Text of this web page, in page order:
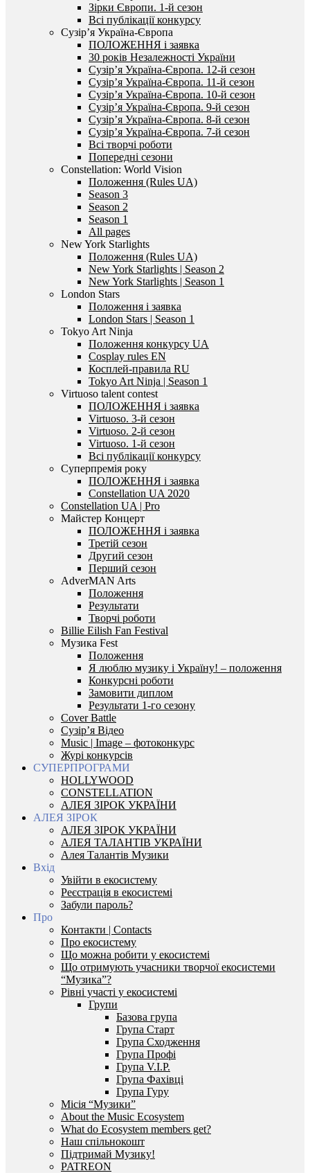
Зірки Європи. 1-й сезон
Всі публікації конкурсу
Сузір’я Україна-Європа
ПОЛОЖЕННЯ і заявка
30 років Незалежності України
Сузір’я Україна-Європа. 12-й сезон
Сузір’я Україна-Європа. 11-й сезон
Сузір’я Україна-Європа. 10-й сезон
Сузір’я Україна-Європа. 9-й сезон
Сузір’я Україна-Європа. 8-й сезон
Сузір’я Україна-Європа. 7-й сезон
Всі творчі роботи
Попередні сезони
Constellation: World Vision
Положення (Rules UA)
Season 3
Season 2
Season 1
All pages
New York Starlights
Положення (Rules UA)
New York Starlights | Season 2
New York Starlights | Season 1
London Stars
Положення і заявка
London Stars | Season 1
Tokyo Art Ninja
Положення конкурсу UA
Cosplay rules EN
Косплей-правила RU
Tokyo Art Ninja | Season 1
Virtuoso talent contest
ПОЛОЖЕННЯ і заявка
Virtuoso. 3-й сезон
Virtuoso. 2-й сезон
Virtuoso. 1-й сезон
Всі публікації конкурсу
Суперпремія року
ПОЛОЖЕННЯ і заявка
Constellation UA 2020
Constellation UA | Pro
Майстер Концерт
ПОЛОЖЕННЯ і заявка
Третій сезон
Другий сезон
Перший сезон
AdverMAN Arts
Положення
Результати
Творчі роботи
Billie Eilish Fan Festival
Музика Fest
Положення
Я люблю музику і Україну! – положення
Конкурсні роботи
Замовити диплом
Результати 1-го сезону
Cover Battle
Сузір’я Відео
Music | Image – фотоконкурс
Журі конкурсів
СУПЕРПРОГРАМИ
HOLLYWOOD
CONSTELLATION
АЛЕЯ ЗІРОК УКРАЇНИ
АЛЕЯ ЗІРОК
АЛЕЯ ЗІРОК УКРАЇНИ
АЛЕЯ ТАЛАНТІВ УКРАЇНИ
Алея Талантів Музики
Вхід
Увійти в екосистему
Реєстрація в екосистемі
Забули пароль?
Про
Контакти | Contacts
Про екосистему
Що можна робити у екосистемі
Що отримують учасники творчої екосистеми
“Музика”?
Рівні участі у екосистемі
Групи
Базова група
Група Старт
Група Сходження
Група Профі
Група V.I.P.
Група Фахівці
Група Гуру
Місія “Музики”
About the Music Ecosystem
What do Ecosystem members get?
Наш спільнокошт
Підтримай Музику!
PATREON